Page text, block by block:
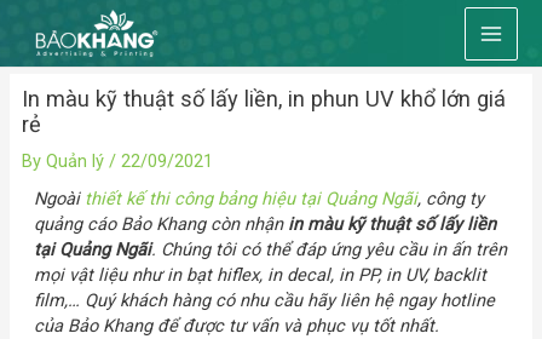
content
Main
In màu kỹ thuật số lấy liền, in phun UV khổ lớn giá
rẻ
By Quản lý / 22/09/2021
Ngoài thiết kế thi công bảng hiệu tại Quảng Ngãi, công ty
quảng cáo Bảo Khang còn nhận in màu kỹ thuật số lấy liền
tại Quảng Ngãi. Chúng tôi có thể đáp ứng yêu cầu in ấn trên
mọi vật liệu như in bạt hiflex, in decal, in PP, in UV, backlit
film,… Quý khách hàng có nhu cầu hãy liên hệ ngay hotline
của Bảo Khang để được tư vấn và phục vụ tốt nhất.